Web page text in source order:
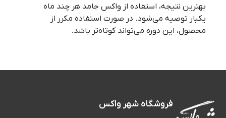
بهترین نتیجه، استفاده از واکس جامد هر چند ماه
یکبار توصیه می‌شود. در صورت استفاده مکرر از
محصول، این دوره می‌تواند کوتاه‌تر باشد.
فروشگاه شهر واکس